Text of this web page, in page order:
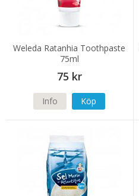
Weleda Ratanhia Toothpaste
75ml
75 kr
Info Köp